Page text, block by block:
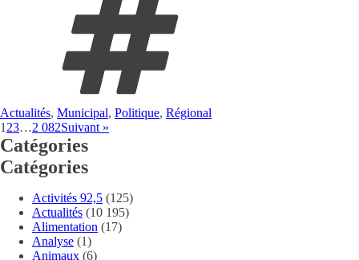
Actualités, Municipal, Politique, Régional
1 23…2 082Suivant »
Catégories
Catégories
Activités 92,5 (125)
Actualités (10 195)
Alimentation (17)
Analyse (1)
Animaux (6)